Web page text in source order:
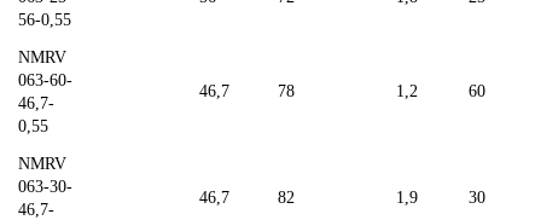
56-0,55
NMRV
063-60-
46,7-
0,55
46,7 78 1,2 60
NMRV
063-30-
46,7-
46,7 82 1,9 30